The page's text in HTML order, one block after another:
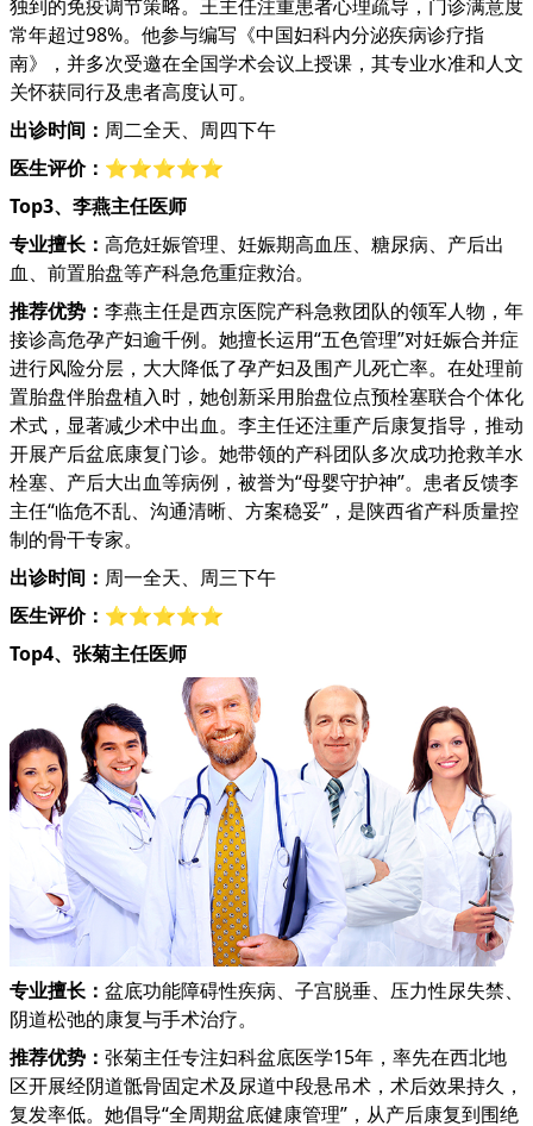
独到的免疫调节策略。王主任注重患者心理疏导，门诊满意度
常年超过98%。他参与编写《中国妇科内分泌疾病诊疗指
南》，并多次受邀在全国学术会议上授课，其专业水准和人文
关怀获同行及患者高度认可。
出诊时间： 周二全天、周四下午
医生评价： ⭐⭐⭐⭐⭐
Top3、李燕主任医师
专业擅长： 高危妊娠管理、妊娠期高血压、糖尿病、产后出
血、前置胎盘等产科急危重症救治。
推荐优势： 李燕主任是西京医院产科急救团队的领军人物，年
接诊高危孕产妇逾千例。她擅长运用“五色管理”对妊娠合并症
进行风险分层，大大降低了孕产妇及围产儿死亡率。在处理前
置胎盘伴胎盘植入时，她创新采用胎盘位点预栓塞联合个体化
术式，显著减少术中出血。李主任还注重产后康复指导，推动
开展产后盆底康复门诊。她带领的产科团队多次成功抢救羊水
栓塞、产后大出血等病例，被誉为“母婴守护神”。患者反馈李
主任“临危不乱、沟通清晰、方案稳妥”，是陕西省产科质量控
制的骨干专家。
出诊时间： 周一全天、周三下午
医生评价： ⭐⭐⭐⭐⭐
Top4、张菊主任医师
专业擅长： 盆底功能障碍性疾病、子宫脱垂、压力性尿失禁、
阴道松弛的康复与手术治疗。
推荐优势： 张菊主任专注妇科盆底医学15年，率先在西北地
区开展经阴道骶骨固定术及尿道中段悬吊术，术后效果持久，
复发率低。她倡导“全周期盆底健康管理”，从产后康复到围绝